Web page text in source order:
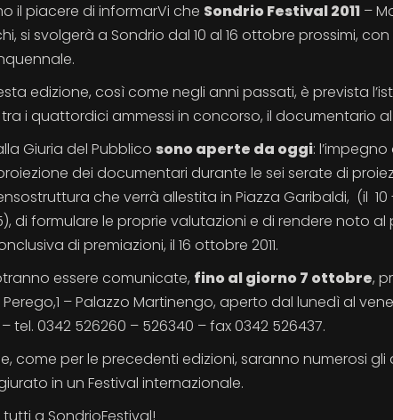
il piacere di informarVi che Sondrio Festival 2011 –
si svolgerà a Sondrio dal 10 al 16 ottobre prossimi,
edizione, così come negli anni passati, è prevista
i quattordici ammessi in concorso, il documentario
Giuria del Pubblico sono aperte da oggi:
dei documentari durante le sei serate di
che verrà allestita in Piazza Garibaldi, (il 10 -
di formulare le proprie valutazioni e di rendere noto
di premiazioni, il 16 ottobre 2011.
essere comunicate, fino al giorno 7 ottobre,
– Palazzo Martinengo, aperto dal lunedì al
– tel. 0342 526260 – 526340 – fax 0342 526437.
come per le precedenti edizioni, saranno numerosi
in un Festival internazionale.